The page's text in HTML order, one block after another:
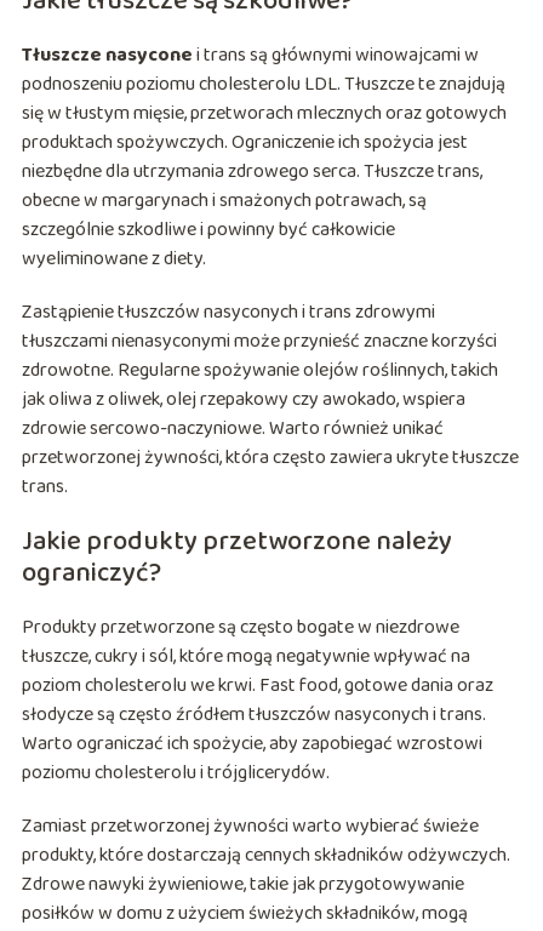
Tłuszcze nasyconei trans są głównymi winowajcami w
podnoszeniu poziomu cholesterolu LDL. Tłuszcze te znajdują
się w tłustym mięsie, przetworach mlecznych oraz gotowych
produktach spożywczych. Ograniczenie ich spożycia jest
niezbędne dla utrzymania zdrowego serca. Tłuszcze trans,
obecne w margarynach i smażonych potrawach, są
szczególnie szkodliwe i powinny być całkowicie
wyeliminowane z diety.
Zastąpienie tłuszczów nasyconych i trans zdrowymi
tłuszczami nienasyconymi może przynieść znaczne korzyści
zdrowotne. Regularne spożywanie olejów roślinnych, takich
jak oliwa z oliwek, olej rzepakowy czy awokado, wspiera
zdrowie sercowo-naczyniowe. Warto również unikać
przetworzonej żywności, która często zawiera ukryte tłuszcze
trans.
Jakie produkty przetworzone należy
ograniczyć?
Produkty przetworzone są często bogate w niezdrowe
tłuszcze, cukry i sól, które mogą negatywnie wpływać na
poziom cholesterolu we krwi. Fast food, gotowe dania oraz
słodycze są często źródłem tłuszczów nasyconych i trans.
Warto ograniczać ich spożycie, aby zapobiegać wzrostowi
poziomu cholesterolu i trójglicerydów.
Zamiast przetworzonej żywności warto wybierać świeże
produkty, które dostarczają cennych składników odżywczych.
Zdrowe nawyki żywieniowe, takie jak przygotowywanie
posiłków w domu z użyciem świeżych składników, mogą